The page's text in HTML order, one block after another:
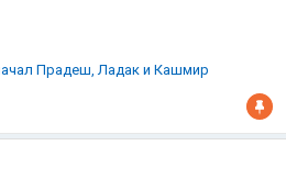
Прадеш, Ладак и Кашмир